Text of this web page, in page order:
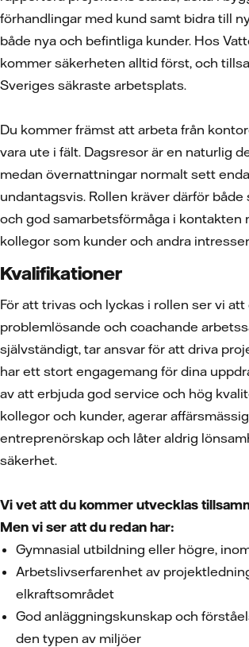
förhandlingar med kund samt bidra till
både nya och befintliga kunder. Hos
kommer säkerheten alltid först, och
Sveriges säkraste arbetsplats.
Du kommer främst att arbeta från
vara ute i fält. Dagsresor är en naturlig
medan övernattningar normalt sett
undantagsvis. Rollen kräver därför
och god samarbetsförmåga i kontakten
kollegor som kunder och andra
Kvalifikationer
För att trivas och lyckas i rollen ser vi
problemlösande och coachande
självständigt, tar ansvar för att driva
har ett stort engagemang för dina
av att erbjuda god service och hög
kollegor och kunder, agerar
entreprenörskap och låter aldrig
säkerhet.
Vi vet att du kommer utvecklas
Men vi ser att du redan har:
Gymnasial utbildning eller högre,
Arbetslivserfarenhet av
elkraftsområdet
God anläggningskunskap och
den typen av miljöer